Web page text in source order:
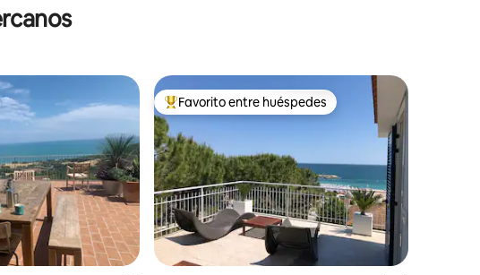
96 evaluaciones
Favorito entre los huéspedes más destacados
Favorito entre huéspedes